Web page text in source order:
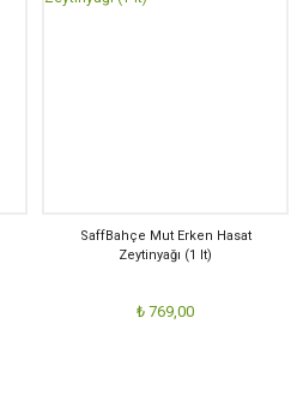
SaffBahçe Mut Erken Hasat
Zeytinyağı (1 lt)
₺ 769,00